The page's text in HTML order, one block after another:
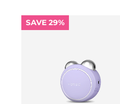
SAVE 29%